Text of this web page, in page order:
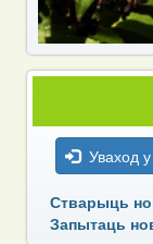
Уваход у
Стварыць
Запытаць